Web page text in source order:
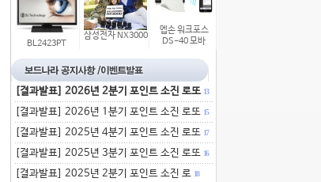
BL2423PT
삼성전자 NX3000
엡손 워크포스
DS-40 모바
[결과발표] 2026년 2분기 포인트 소진 로또 13
[결과발표] 2026년 1분기 포인트 소진 로또 15
[결과발표] 2025년 4분기 포인트 소진 로또 17
[결과발표] 2025년 3분기 포인트 소진 로또 16
[결과발표] 2025년 2분기 포인트 소진 로 18